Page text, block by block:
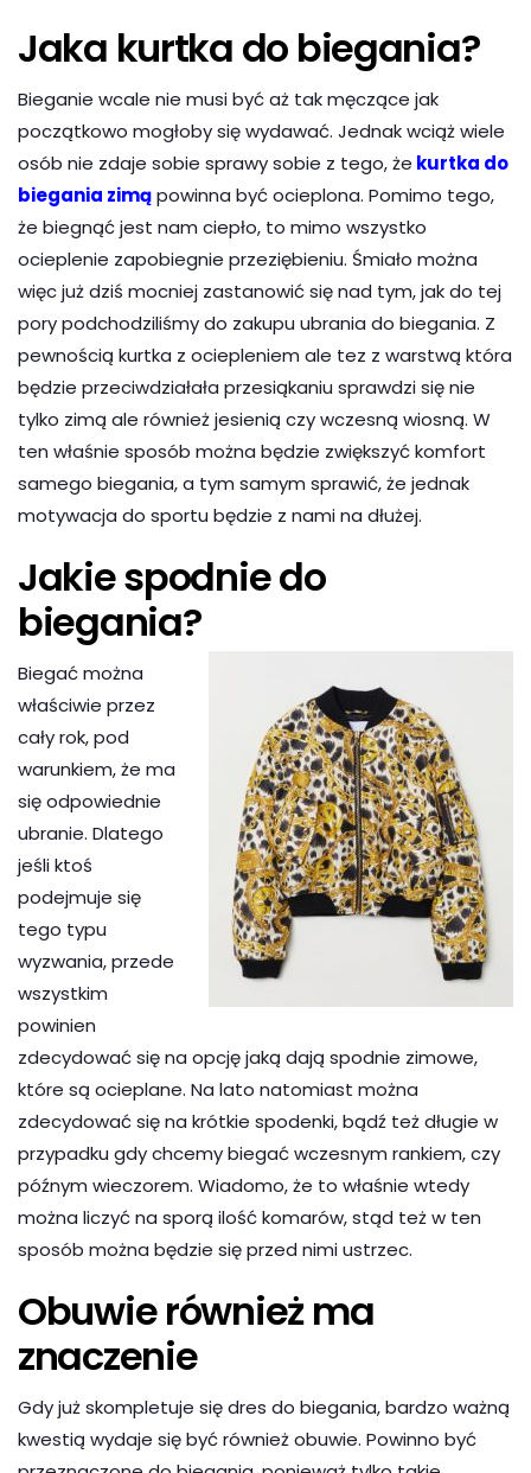
Jaka kurtka do biegania?
Bieganie wcale nie musi być aż tak męczące jak
początkowo mogłoby się wydawać. Jednak wciąż wiele
osób nie zdaje sobie sprawy sobie z tego, że kurtka do
biegania zimąpowinna być ocieplona. Pomimo tego,
że biegnąć jest nam ciepło, to mimo wszystko
ocieplenie zapobiegnie przeziębieniu. Śmiało można
więc już dziś mocniej zastanowić się nad tym, jak do tej
pory podchodziliśmy do zakupu ubrania do biegania. Z
pewnością kurtka z ociepleniem ale tez z warstwą która
będzie przeciwdziałała przesiąkaniu sprawdzi się nie
tylko zimą ale również jesienią czy wczesną wiosną. W
ten właśnie sposób można będzie zwiększyć komfort
samego biegania, a tym samym sprawić, że jednak
motywacja do sportu będzie z nami na dłużej.
Jakie spodnie do
biegania?
Biegać można
właściwie przez
cały rok, pod
warunkiem, że ma
się odpowiednie
ubranie. Dlatego
jeśli ktoś
podejmuje się
tego typu
wyzwania, przede
wszystkim
powinien
zdecydować się na opcję jaką dają spodnie zimowe,
które są ocieplane. Na lato natomiast można
zdecydować się na krótkie spodenki, bądź też długie w
przypadku gdy chcemy biegać wczesnym rankiem, czy
późnym wieczorem. Wiadomo, że to właśnie wtedy
można liczyć na sporą ilość komarów, stąd też w ten
sposób można będzie się przed nimi ustrzec.
Obuwie również ma
znaczenie
Gdy już skompletuje się dres do biegania, bardzo ważną
kwestią wydaje się być również obuwie. Powinno być